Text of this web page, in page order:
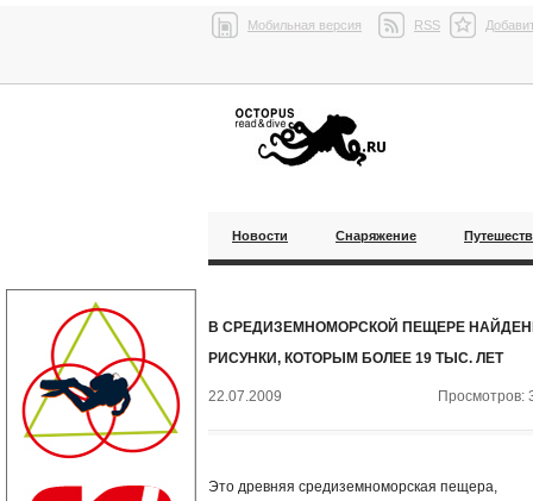
Мобильная версия RSS
Новости Снаряжение
В СРЕДИЗЕМНОМОРСКОЙ ПЕЩЕРЕ
РИСУНКИ, КОТОРЫМ БОЛЕЕ 19 ТЫС. ЛЕТ
22.07.2009 Просмотров:
Это древняя средиземноморская пещера,